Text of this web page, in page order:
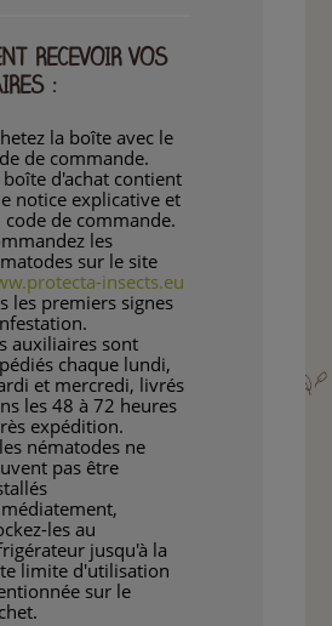
RECEVOIR VOS
:
la boîte avec le
de commande.
boîte d'achat contient
notice explicative et
code de commande.
les
sur le site
insects.eu
les premiers signes
auxiliaires sont
chaque lundi,
et mercredi, livrés
les 48 à 72 heures
expédition.
nématodes ne
pas être
les au
jusqu'à la
limite d'utilisation
sur le